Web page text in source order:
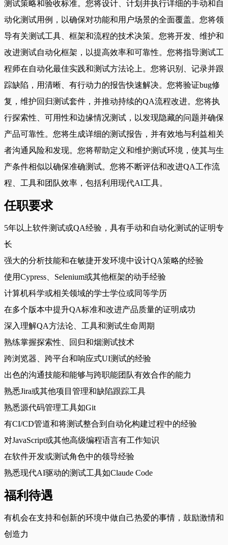
测试策略和验收标准。您将设计、计划并执行详细的手动和自
动化测试用例，以确保对功能和用户场景的全面覆盖。您将领
导有关测试工具、框架和流程的技术决策。您将开发、维护和
改进测试自动化框架，以提高效率和可靠性。您将指导测试工
程师在自动化最佳实践和测试方法论上。您将识别、记录并跟
踪缺陷，用清晰、有行动力的报告快速解决。您将验证bug修
复，维护回归测试套件，并推动持续的QA流程改进。您将执
行探索性、可用性和边缘情况测试，以发现隐藏的问题并确保
产品可靠性。您将生成详细的测试报告，并有效地与利益相关
者沟通风险和发现。您将帮助定义和维护测试环境，使其与生
产条件相似以确保准确测试。您将不断评估和改进QA工作流
程、工具和团队效率，包括利用现代AI工具。
任职要求
5年以上软件测试或QA经验，具有手动和自动化测试的证明专
长
强大的分析技能和在敏捷开发环境中设计QA策略的经验
使用Cypress、Selenium或其他框架的动手经验
计算机科学或相关领域的学士学位或同等学历
在多个版本中提升QA标准和改进产品质量的证明成功
深入理解QA方法论、工具和测试生命周期
熟练掌握探索性、回归和烟测试技术
跨浏览器、跨平台和响应式UI测试的经验
出色的沟通技能和能够与跨职能团队有效合作的能力
熟悉Jira或其他项目管理和缺陷跟踪工具
熟悉源代码管理工具如Git
有CI/CD管道和将测试整合到自动化构建过程中的经验
对JavaScript或其他高级编程语言有工作知识
在软件开发或测试角色中的领导经验
熟悉现代AI驱动的测试工具如Claude Code
福利待遇
有机会在支持和创新的环境中做自己热爱的事情，鼓励激情和
创造力